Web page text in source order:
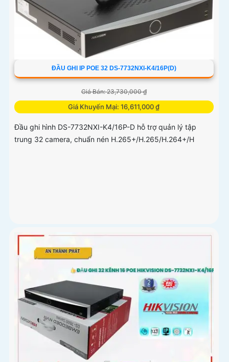
ĐẦU GHI IP POE 32 DS-7732NXI-K4/16P(D)
Giá Bán: 23,730,000 ₫
Giá Khuyến Mại: 16,611,000 ₫
Đầu ghi hình DS-7732NXI-K4/16P-D hỗ trợ quản lý tập
trung 32 camera, chuẩn nén H.265+/H.265/H.264+/H